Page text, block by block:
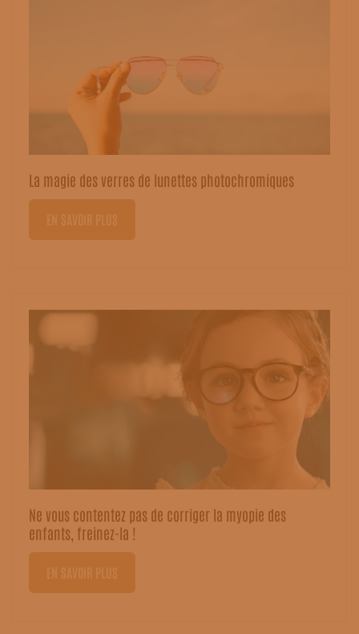
La magie des verres de lunettes photochromiques
EN SAVOIR PLUS
Ne vous contentez pas de corriger la myopie des
enfants, freinez-la !
EN SAVOIR PLUS